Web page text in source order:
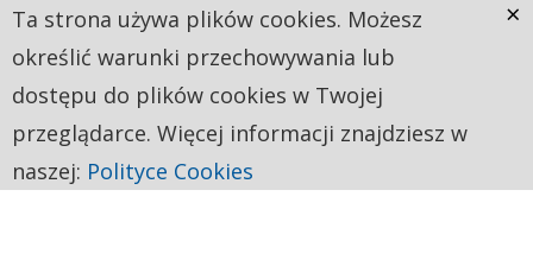
Ta strona używa plików cookies. Możesz
określić warunki przechowywania lub
dostępu do plików cookies w Twojej
przeglądarce. Więcej informacji znajdziesz w
naszej: Polityce Cookies
×